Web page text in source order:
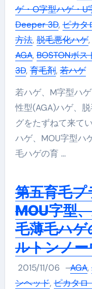
ゲ・O字型ハゲ・U
Deeper 3D,ピカタ
方法,脱毛悪化ハゲ,
AGA,BOSTONボス
3D,育毛剤,若ハゲ
若ハゲ、M字型ハゲ、O字型ハゲ、U字型ハゲ、男
性型(AGA)ハゲ、
グをたずねて来て
ハゲ、MOU字型ハ
毛ハゲの育 …
第五育毛
MOU字型
毛薄毛ハゲ
ルトンノ
2015/11/06 –AGA,
ンヘッド,ピカタロ